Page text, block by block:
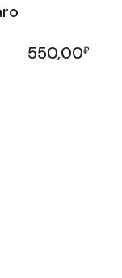
550,00₽